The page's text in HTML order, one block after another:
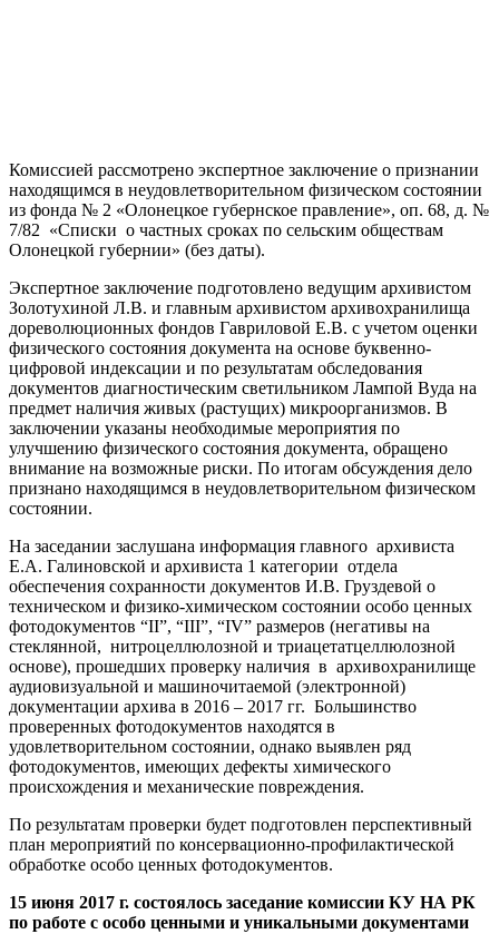
Комиссией рассмотрено экспертное заключение о признании
находящимся в неудовлетворительном физическом состоянии
из фонда № 2 «Олонецкое губернское правление», оп. 68, д. №
7/82 «Списки о частных сроках по сельским обществам
Олонецкой губернии» (без даты).
Экспертное заключение подготовлено ведущим архивистом
Золотухиной Л.В. и главным архивистом архивохранилища
дореволюционных фондов Гавриловой Е.В. с учетом оценки
физического состояния документа на основе буквенно-
цифровой индексации и по результатам обследования
документов диагностическим светильником Лампой Вуда на
предмет наличия живых (растущих) микроорганизмов. В
заключении указаны необходимые мероприятия по
улучшению физического состояния документа, обращено
внимание на возможные риски. По итогам обсуждения дело
признано находящимся в неудовлетворительном физическом
состоянии.
На заседании заслушана информация главного архивиста
Е.А. Галиновской и архивиста 1 категории отдела
обеспечения сохранности документов И.В. Груздевой о
техническом и физико-химическом состоянии особо ценных
фотодокументов “II”, “III”, “IV” размеров (негативы на
стеклянной, нитроцеллюлозной и триацетатцеллюлозной
основе), прошедших проверку наличия в архивохранилище
аудиовизуальной и машиночитаемой (электронной)
документации архива в 2016 – 2017 гг. Большинство
проверенных фотодокументов находятся в
удовлетворительном состоянии, однако выявлен ряд
фотодокументов, имеющих дефекты химического
происхождения и механические повреждения.
По результатам проверки будет подготовлен перспективный
план мероприятий по консервационно-профилактической
обработке особо ценных фотодокументов.
15 июня 2017 г. состоялось заседание комиссии КУ НА РК
по работе с особо ценными и уникальными документами